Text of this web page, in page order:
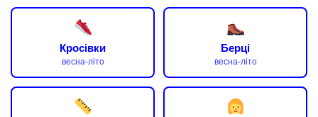
Кросівки
весна-літо
Берці
весна-літо